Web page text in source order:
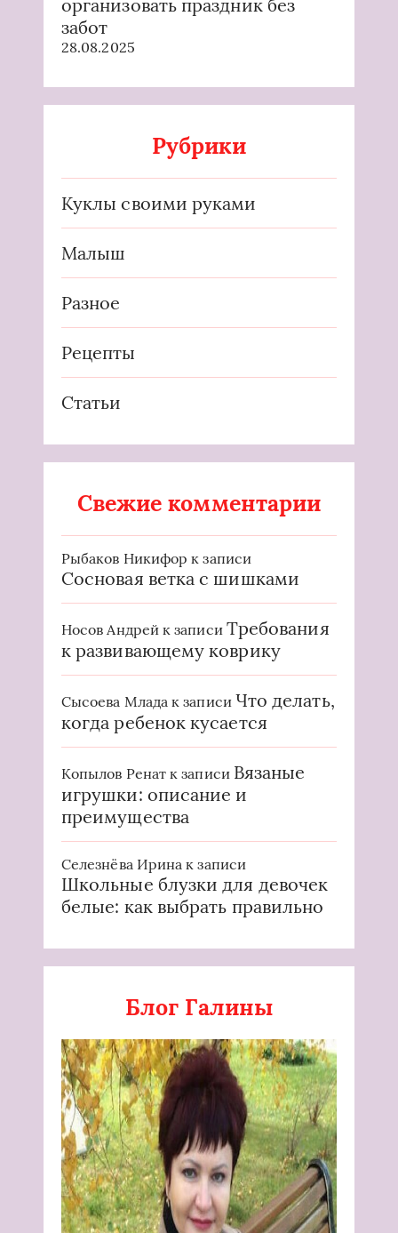
организовать праздник без
забот
28.08.2025
Рубрики
Куклы своими руками
Малыш
Разное
Рецепты
Статьи
Свежие комментарии
Рыбаков Никифор к записи
Сосновая ветка с шишками
Носов Андрейк записи Требования
к развивающему коврику
Сысоева Млада к записи Что делать,
когда ребенок кусается
Копылов Ренат к записи Вязаные
игрушки: описание и
преимущества
Селезнёва Ирина к записи
Школьные блузки для девочек
белые: как выбрать правильно
Блог Галины